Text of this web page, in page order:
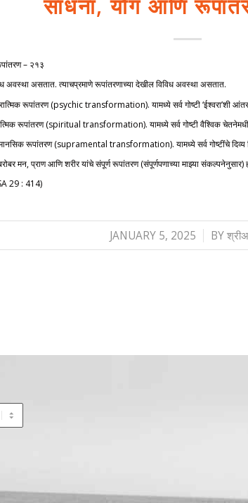
साधना, योग आणि
– २१३
अवस्था असतात. त्याचप्रमाणे रूपांतरणाच्या देखील विविध अवस्था असतात.
रूपांतरण (psychic transformation). यामध्ये सर्व गोष्टी ‘ईश्वरा’शी
रूपांतरण (spiritual transformation). यामध्ये सर्व गोष्टी वैश्विक चेतनेमधील
रूपांतरण (supramental transformation). यामध्ये सर्व गोष्टींचे दिव्य
मन, प्राण आणि शरीर यांचे संपूर्ण रूपांतरण (संपूर्णपणाच्या माझ्या संकल्पनेनुसार)
29 : 414)
JANUARY 5, 2025
/ BY